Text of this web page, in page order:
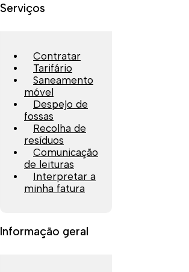
Serviços
Contratar
Tarifário
Saneamento
móvel
Despejo de
fossas
Recolha de
resíduos
Comunicação
de leituras
Interpretar a
minha fatura
Informação geral